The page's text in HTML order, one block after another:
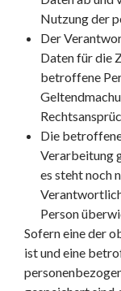
Nutzung der
Der
Daten für die
betroffene
Die
Verarbeitung
es steht noch
Person
Sofern eine der
ist und eine